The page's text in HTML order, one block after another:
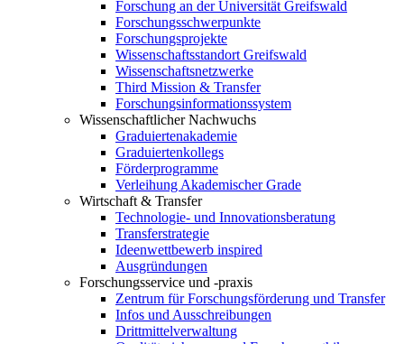
Forschung an der Universität Greifswald
Forschungsschwerpunkte
Forschungsprojekte
Wissenschaftsstandort Greifswald
Wissenschaftsnetzwerke
Third Mission & Transfer
Forschungsinformationssystem
Wissenschaftlicher Nachwuchs
Graduiertenakademie
Graduiertenkollegs
Förderprogramme
Verleihung Akademischer Grade
Wirtschaft & Transfer
Technologie- und Innovationsberatung
Transferstrategie
Ideenwettbewerb inspired
Ausgründungen
Forschungsservice und -praxis
Zentrum für Forschungsförderung und Transfer
Infos und Ausschreibungen
Drittmittelverwaltung